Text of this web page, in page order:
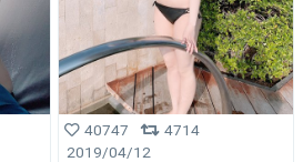
40747
4714
2019/04/12